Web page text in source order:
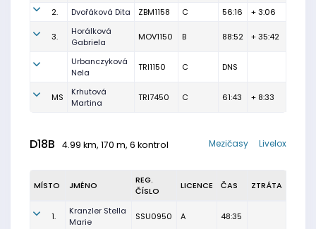
2.
Dvořáková Dita ZBM1158 C 56:16 + 3:06
3.
Horálková
Gabriela
MOV1150 B 88:52 + 35:42
Urbanczyková
Nela
TRI1150 C DNS
MS
Krhutová
Martina
TRI7450 C 61:43 + 8:33
D18B 4.99 km, 170 m, 6 kontrol Livelox
Mezičasy
MÍSTO JMÉNO
REG.
ČÍSLO
LICENCE ČAS ZTRÁTA
1.
Kranzler Stella
Marie
SSU0950 A 48:35